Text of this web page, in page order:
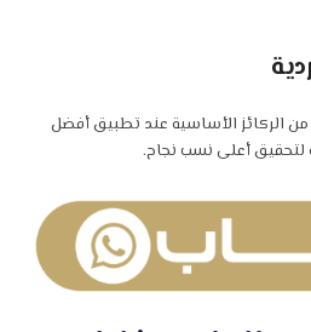
الركائز الأساسية عند تطبيق أفضل
أعلى نسب نجاح.